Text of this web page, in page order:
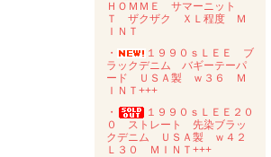
ＨＯＭＭＥ サマーニット
Ｔ ザクザク ＸＬ程度 Ｍ
ＩＮＴ
・
１９９０ｓＬＥＥ ブ
ラックデニム バギーテーパ
ード ＵＳＡ製 ｗ３６ Ｍ
ＩＮＴ+++
・
１９９０ｓＬＥＥ２０
０ ストレート 先染ブラッ
クデニム ＵＳＡ製 ｗ４２
Ｌ３０ ＭＩＮＴ+++